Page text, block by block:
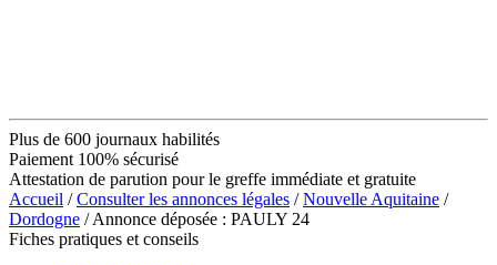
Plus de 600 journaux habilités
Paiement 100% sécurisé
Attestation de parution pour le greffe immédiate et gratuite
Accueil /Consulter les annonces légales /Nouvelle Aquitaine /
Dordogne / Annonce déposée : PAULY 24
Fiches pratiques et conseils